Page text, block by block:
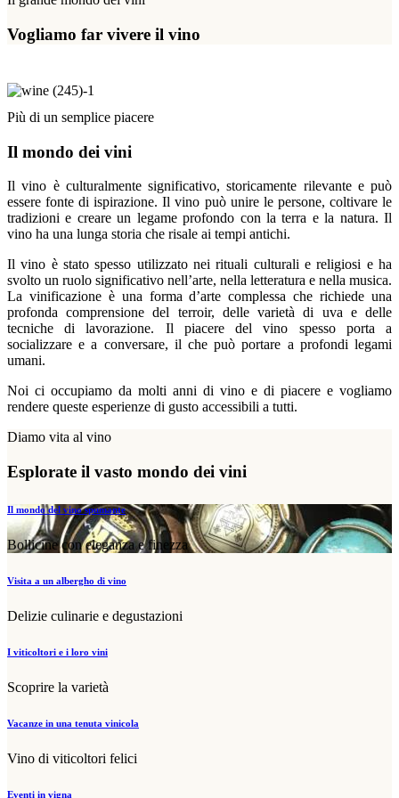
Vogliamo far vivere il vino
Più di un semplice piacere
Il mondo dei vini
Il vino è culturalmente significativo, storicamente rilevante e può
essere fonte di ispirazione. Il vino può unire le persone, coltivare le
tradizioni e creare un legame profondo con la terra e la natura. Il
vino ha una lunga storia che risale ai tempi antichi.
Il vino è stato spesso utilizzato nei rituali culturali e religiosi e ha
svolto un ruolo significativo nell’arte, nella letteratura e nella musica.
La vinificazione è una forma d’arte complessa che richiede una
profonda comprensione del terroir, delle varietà di uva e delle
tecniche di lavorazione. Il piacere del vino spesso porta a
socializzare e a conversare, il che può portare a profondi legami
umani.
Noi ci occupiamo da molti anni di vino e di piacere e vogliamo
rendere queste esperienze di gusto accessibili a tutti.
Diamo vita al vino
Esplorate il vasto mondo dei vini
Il mondo del vino spumante
Bollicine con eleganza e finezza
Visita a un albergho di vino
Delizie culinarie e degustazioni
I viticoltori e i loro vini
Scoprire la varietà
Vacanze in una tenuta vinicola
Vino di viticoltori felici
Eventi in vigna